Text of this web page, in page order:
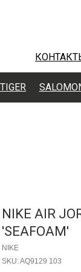
NIKE AIR
'SEAFOAM'
NIKE
SKU:AQ9129 103